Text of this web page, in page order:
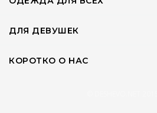
ДЛЯ ДЕВУШЕК
КОРОТКО О НАС